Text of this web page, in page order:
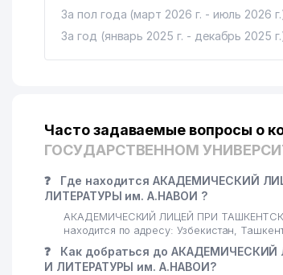
За пол года (март 2026 г. - июль 2026
За год (январь 2025 г. - декабрь 2025
Часто задаваемые вопросы о
ГОСУДАРСТВЕННОМ
❓
Где находится АКАДЕМИЧЕСКИЙ
ЛИТЕРАТУРЫ им. А.НАВОИ ?
АКАДЕМИЧЕСКИЙ ЛИЦЕЙ ПРИ
находится по адресу: Узбекистан,
❓
Как добраться до
И ЛИТЕРАТУРЫ им. А.НАВОИ?